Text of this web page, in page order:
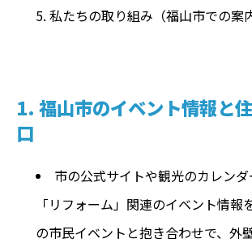
私たちの取り組み（福山市での案
1. 福山市のイベント情報と
口
市の公式サイトや観光のカレンダ
「リフォーム」関連のイベント情報
の市民イベントと抱き合わせで、外